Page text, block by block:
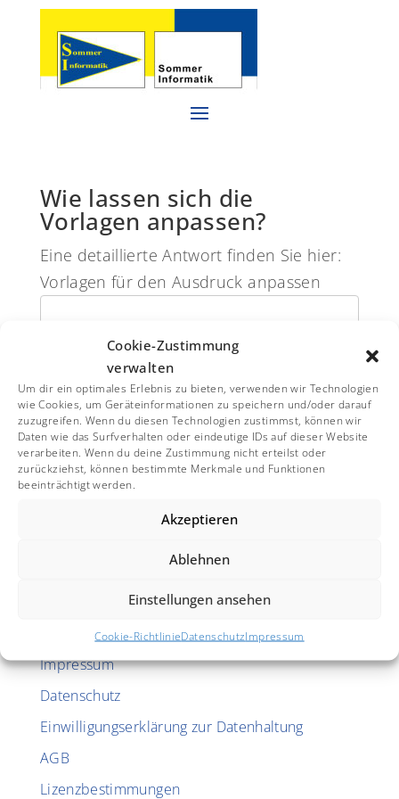
Cookie-Zustimmung
verwalten
Um dir ein optimales Erlebnis zu bieten, verwenden wir Technologien
wie Cookies, um Geräteinformationen zu speichern und/oder darauf
zuzugreifen. Wenn du diesen Technologien zustimmst, können wir
Daten wie das Surfverhalten oder eindeutige IDs auf dieser Website
verarbeiten. Wenn du deine Zustimmung nicht erteilst oder
zurückziehst, können bestimmte Merkmale und Funktionen
beeinträchtigt werden.
Akzeptieren
Ablehnen
Einstellungen ansehen
Cookie-RichtlinieDatenschutzImpressum
Wie lassen sich die
Vorlagen anpassen?
Eine detaillierte Antwort finden Sie hier:
Vorlagen für den Ausdruck anpassen

Sommer Informatik GmbH
Sepp-Heindl-Str. 5
DEU-83026 Rosenheim
Impressum
Datenschutz
Einwilligungserklärung zur Datenhaltung
AGB
Lizenzbestimmungen